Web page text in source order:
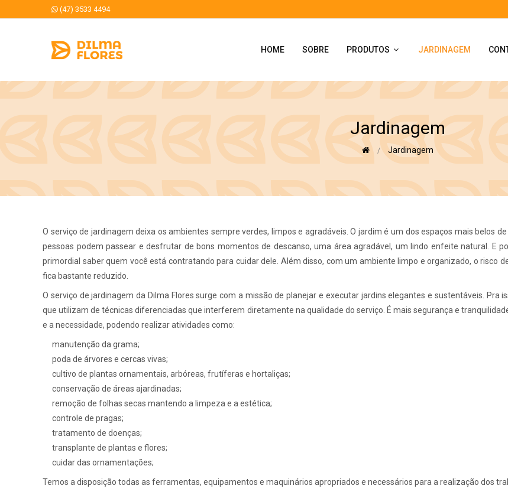
(47) 3533 4494
HOME SOBRE PRODUTOS JARDINAGEM
Jardinagem
Jardinagem
O serviço de jardinagem deixa os ambientes sempre verdes, limpos e agradáveis. O jardim é um dos espaços mais belos
pessoas podem passear e desfrutar de bons momentos de descanso, uma área agradável, um lindo enfeite natural. E
primordial saber quem você está contratando para cuidar dele. Além disso, com um ambiente limpo e organizado, o risco
fica bastante reduzido.
O serviço de jardinagem da Dilma Flores surge com a missão de planejar e executar jardins elegantes e sustentáveis. Pra
que utilizam de técnicas diferenciadas que interferem diretamente na qualidade do serviço. É mais segurança e
e a necessidade, podendo realizar atividades como:
manutenção da grama;
poda de árvores e cercas vivas;
cultivo de plantas ornamentais, arbóreas, frutíferas e hortaliças;
conservação de áreas ajardinadas;
remoção de folhas secas mantendo a limpeza e a estética;
controle de pragas;
tratamento de doenças;
transplante de plantas e flores;
cuidar das ornamentações;
Temos a disposição todas as ferramentas, equipamentos e maquinários apropriados e necessários para a realização dos